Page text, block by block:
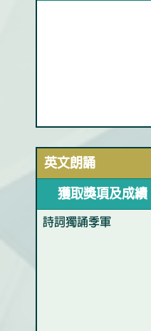
英文朗誦
獲取獎項及成績
詩詞獨誦季軍